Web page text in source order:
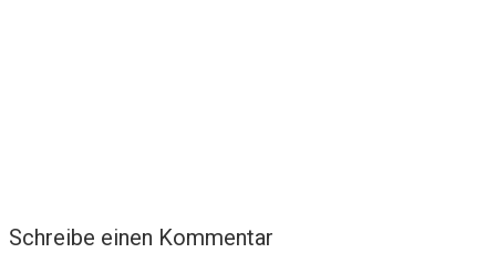
Schreibe einen Kommentar